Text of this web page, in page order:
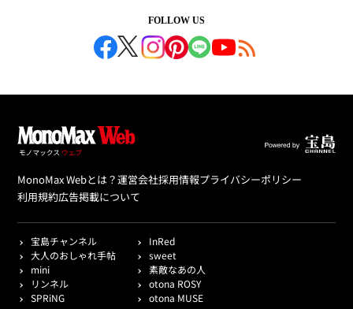
FOLLOW US
MonoMax Webとは？運営会社採用情報プライバシーポリシー
利用規約広告掲載について
宝島チャンネル
InRed
大人のおしゃれ手帖
sweet
mini
素敵なあの人
リンネル
otona ROSY
SPRiNG
otona MUSE